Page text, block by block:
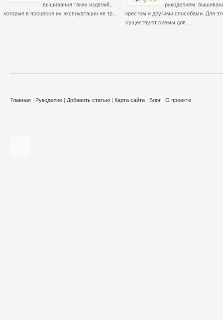
вышивания таких изделий,
которые в процессе их эксплуатации не тр...
рукоделием:
крестом и другими способами. Для
существуют схемы для...
Главная | Рукоделие | Добавить статью | Карта сайта | Блог | О проекте